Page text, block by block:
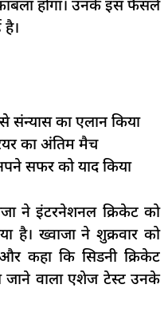
होगा। उनके इस फैसले
संन्यास का एलान किया
का अंतिम मैच
सफर को याद किया
ने इंटरनेशनल क्रिकेट को
है। ख्वाजा ने शुक्रवार को
कहा कि सिडनी क्रिकेट
जाने वाला एशेज टेस्ट उनके